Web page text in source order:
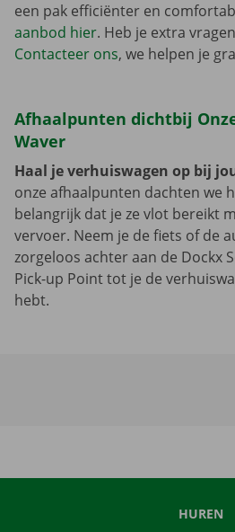
een pak efficiënter en
aanbod hier. Heb je extra
Contacteer ons, we helpen je
Afhaalpunten dichtbij
Waver
Haal je verhuiswagen op bij
onze afhaalpunten dachten we
belangrijk dat je ze vlot bereikt
vervoer. Neem je de fiets of de
zorgeloos achter aan de Dockx
Pick-up Point tot je de
hebt.
HUREN